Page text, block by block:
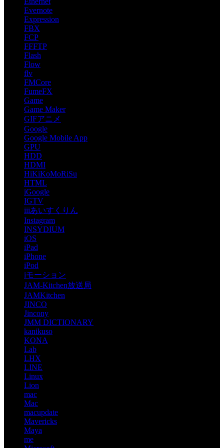
Evernote
Expression
FBX
FCP
FFFTP
Flash
Flow
flv
FMCore
FumeFX
Game
Game Maker
GIFアニメ
Google
Google Mobile App
GPU
HDD
HDMI
HiKiKoMoRiSu
HTML
iGoogle
IGTV
iiiあいすくりん
Instagram
INSYDIUM
iOS
iPad
iPhone
iPod
iモーション
JAM-Kitchen放送局
JAMKitchen
JINCO
Jincony
JMM DICTIONARY
kanikuso
KONA
Lab
LHX
LINE
Linux
Lion
mac
Mac
macupdate
Mavericks
Maya
me